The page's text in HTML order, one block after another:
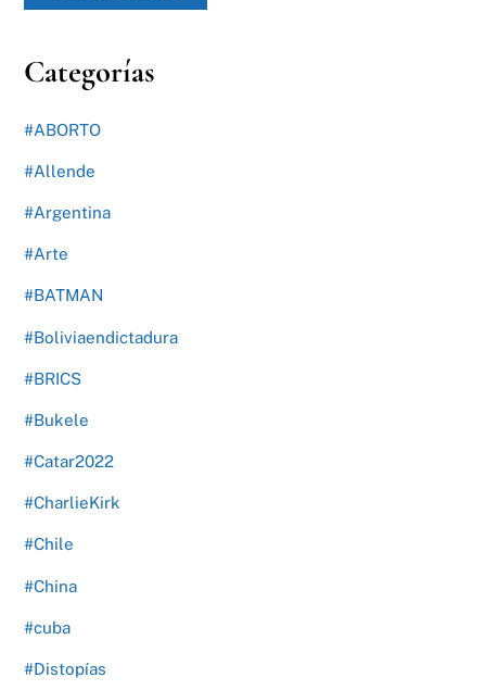
Categorías
#ABORTO
#Allende
#Argentina
#Arte
#BATMAN
#Boliviaendictadura
#BRICS
#Bukele
#Catar2022
#CharlieKirk
#Chile
#China
#cuba
#Distopías